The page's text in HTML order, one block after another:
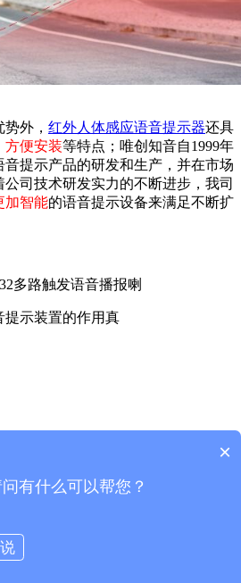
外， 红外人体感应语音提示器还具
方便安装等特点；唯创知音自1999年
提示产品的研发和生产，并在市场
司 技术研发实力的不断进步，我司
加智能的语音提示设备来满足不断扩
多路触发语音播报喇
提示装置的作用真
×
有什么可以帮您？